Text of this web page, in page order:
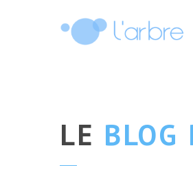
LE BLOG